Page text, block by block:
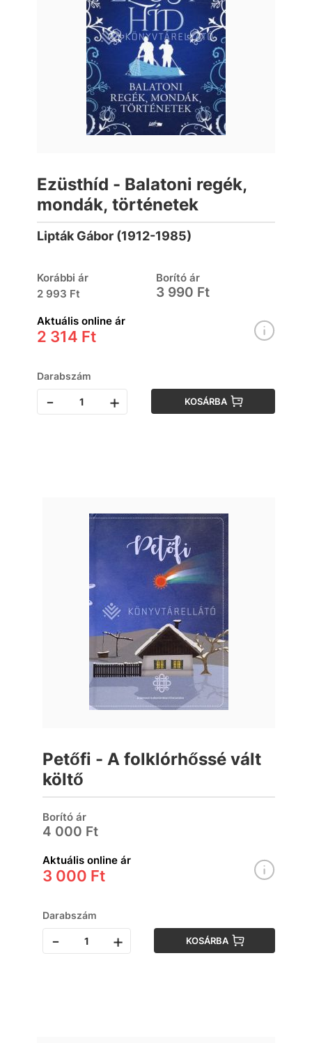
Ezüsthíd - Balatoni regék,
mondák, történetek
Lipták Gábor (1912-1985)
Korábbi ár
2 993 Ft
Borító ár
3 990 Ft
Aktuális online ár
2 314 Ft
Darabszám
- + KOSÁRBA
Petőfi - A folklórhőssé vált
költő
Borító ár
4 000 Ft
Aktuális online ár
3 000 Ft
Darabszám
- + KOSÁRBA